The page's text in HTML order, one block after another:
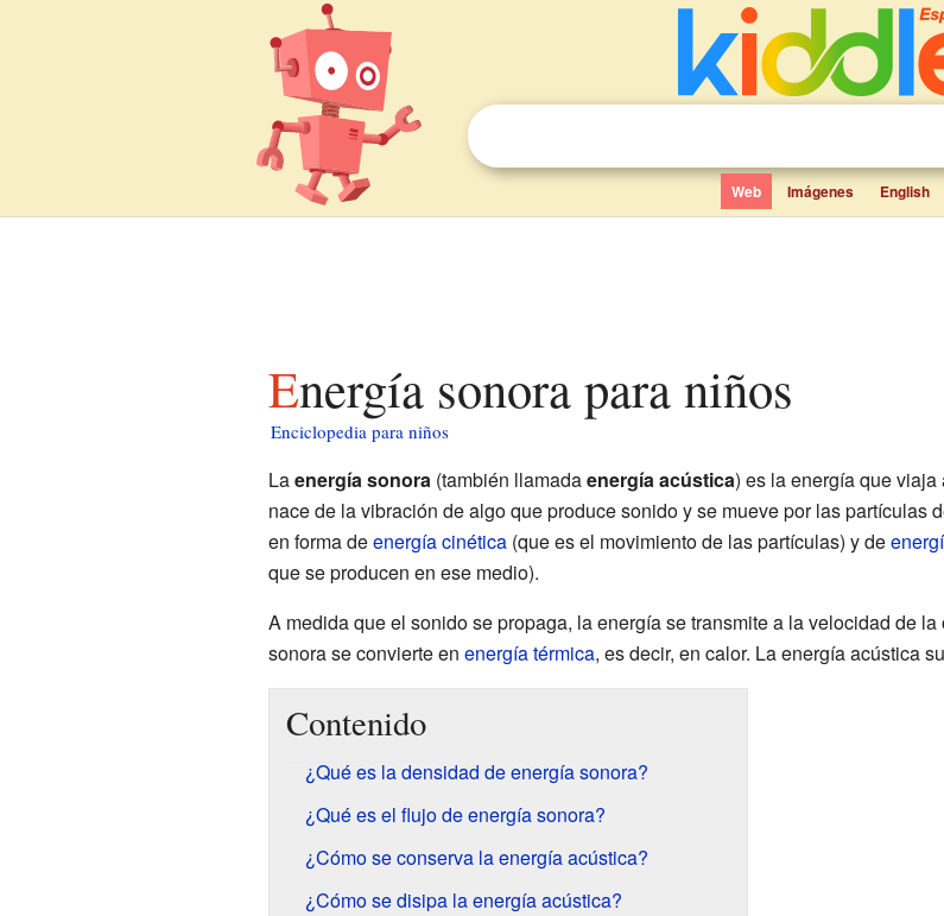
Web Imágenes English
Energía sonora para niños
Enciclopedia para niños
Laenergía sonora(también llamadaenergía acústica) es la energía que
nace de la vibración de algo que produce sonido y se mueve por las partículas
en forma deenergía cinética(que es el movimiento de las partículas) y de
que se producen en ese medio).
A medida que el sonido se propaga, la energía se transmite a la velocidad de
sonora se convierte en energía térmica, es decir, en calor. La energía acústica
Contenido
¿Qué es la densidad de energía sonora?
¿Qué es el flujo de energía sonora?
¿Cómo se conserva la energía acústica?
¿Cómo se disipa la energía acústica?